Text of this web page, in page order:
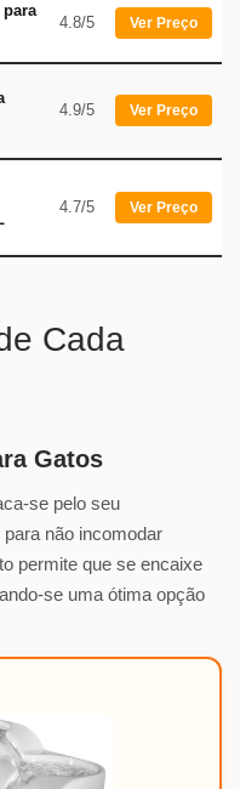
4.8/5 Ver Preço
4.9/5 Ver Preço
4.7/5 Ver Preço
Cada
Gatos
se pelo seu
não incomodar
permite que se encaixe
se uma ótima opção